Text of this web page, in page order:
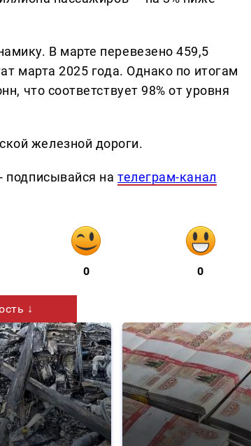
В марте перевезено 459,5
марта 2025 года. Однако по итогам
что соответствует 98% от уровня
железной дороги.
подписывайся нателеграм-канал
0 0
↓